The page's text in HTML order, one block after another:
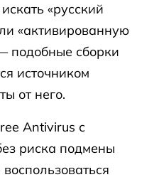
«русский
«активированную
подобные сборки
источником
от него.
Antivirus с
риска подмены